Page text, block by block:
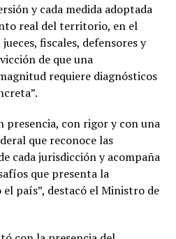
y cada medida adoptada
real del territorio, en el
fiscales, defensores y
de que una
requiere diagnósticos
presencia, con rigor y con una
que reconoce las
cada jurisdicción y acompaña
que presenta la
país”, destacó el Ministro de